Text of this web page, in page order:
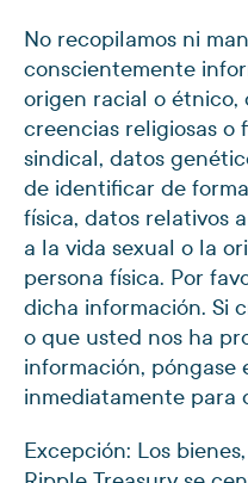
No recopilamos ni
conscientemente
origen racial o étnico,
creencias religiosas o
sindical, datos
de identificar de
física, datos relativos
a la vida sexual o la
persona física. Por
dicha información. Si
o que usted nos ha
información,
inmediatamente para
Excepción: Los